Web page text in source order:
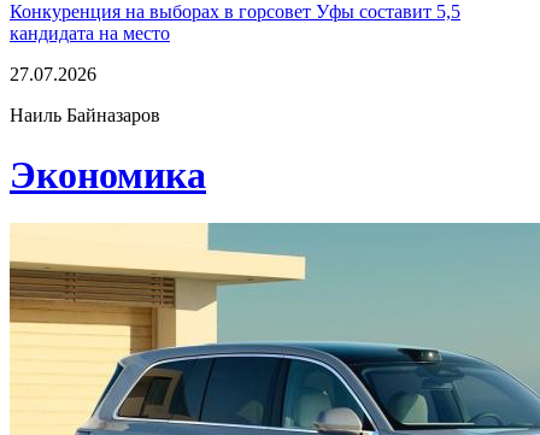
Конкуренция на выборах в горсовет Уфы составит 5,5
кандидата на место
27.07.2026
Наиль Байназаров
Экономика